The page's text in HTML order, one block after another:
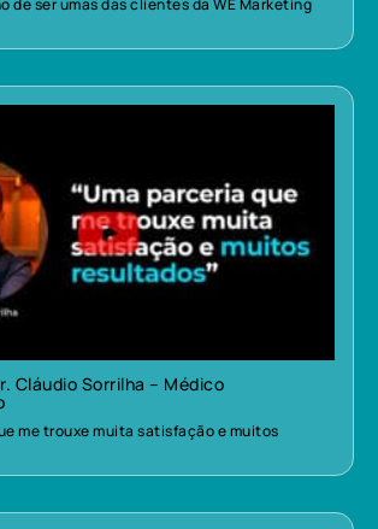
de ser umas das clientes da WE Marketing
Cláudio Sorrilha – Médico
me trouxe muita satisfação e muitos